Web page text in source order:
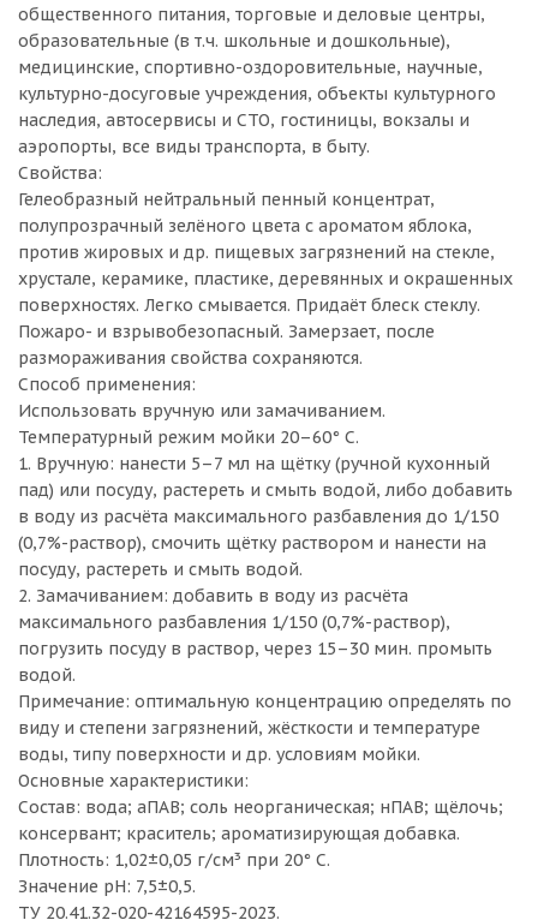
общественного питания, торговые и деловые центры,
образовательные (в т.ч. школьные и дошкольные),
медицинские, спортивно-оздоровительные, научные,
культурно-досуговые учреждения, объекты культурного
наследия, автосервисы и СТО, гостиницы, вокзалы и
аэропорты, все виды транспорта, в быту.
Свойства:
Гелеобразный нейтральный пенный концентрат,
полупрозрачный зелёного цвета с ароматом яблока,
против жировых и др. пищевых загрязнений на стекле,
хрустале, керамике, пластике, деревянных и окрашенных
поверхностях. Легко смывается. Придаёт блеск стеклу.
Пожаро- и взрывобезопасный. Замерзает, после
размораживания свойства сохраняются.
Способ применения:
Использовать вручную или замачиванием.
Температурный режим мойки 20–60° С.
1. Вручную: нанести 5–7 мл на щётку (ручной кухонный
пад) или посуду, растереть и смыть водой, либо добавить
в воду из расчёта максимального разбавления до 1/150
(0,7%-раствор), смочить щётку раствором и нанести на
посуду, растереть и смыть водой.
2. Замачиванием: добавить в воду из расчёта
максимального разбавления 1/150 (0,7%-раствор),
погрузить посуду в раствор, через 15–30 мин. промыть
водой.
Примечание: оптимальную концентрацию определять по
виду и степени загрязнений, жёсткости и температуре
воды, типу поверхности и др. условиям мойки.
Основные характеристики:
Состав: вода; аПАВ; соль неорганическая; нПАВ; щёлочь;
консервант; краситель; ароматизирующая добавка.
Плотность: 1,02±0,05 г/см³ при 20° С.
Значение pH: 7,5±0,5.
ТУ 20.41.32-020-42164595-2023.